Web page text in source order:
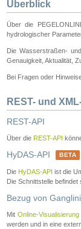
Überblick
Über die
hydrologischer
Die Wasserstraßen-
Genauigkeit, Aktualität,
Bei Fragen oder
REST- und
REST-API
Über die REST-API
HyDAS-API BETA
Die HyDAS-API ist die
Die Schnittstelle
Bezug von
MitOnline-
werden und in eine